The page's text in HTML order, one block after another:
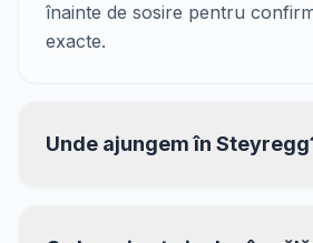
înainte de sosire pentru
exacte.
Unde ajungem în